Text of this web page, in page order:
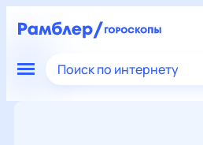
Поиск по интернету